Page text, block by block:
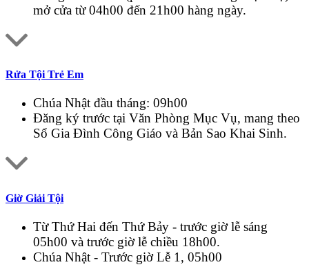
mở cửa từ 04h00 đến 21h00 hàng ngày.
Rửa Tội Trẻ Em
Chúa Nhật đầu tháng: 09h00
Đăng ký trước tại Văn Phòng Mục Vụ, mang theo
Sổ Gia Đình Công Giáo và Bản Sao Khai Sinh.
Giờ Giải Tội
Từ Thứ Hai đến Thứ Bảy - trước giờ lễ sáng
05h00 và trước giờ lễ chiều 18h00.
Chúa Nhật - Trước giờ Lễ 1, 05h00